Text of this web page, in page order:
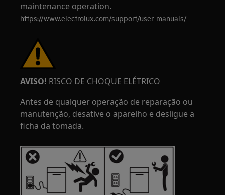
maintenance operation.
https://www.electrolux.com/support/user-manuals/
AVISO! RISCO DE CHOQUE ELÉTRICO
Antes de qualquer operação de reparação ou
manutenção, desative o aparelho e desligue a
ficha da tomada.